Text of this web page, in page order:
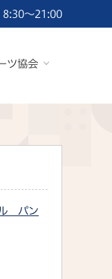
8:30～21:00
ツ協会
ル パン